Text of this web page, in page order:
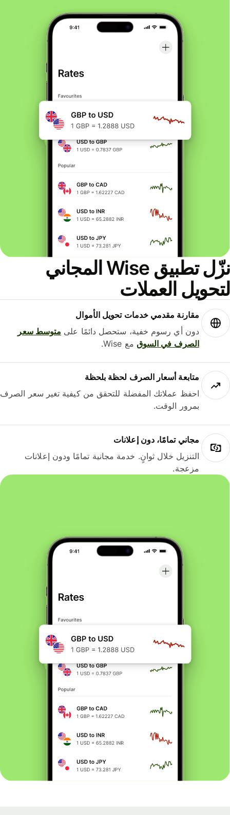
نزّل تطبيق Wise المجاني
العملات
مقارنة مقدمي خدمات تحويل الأموال
دون أي رسوم خفية، ستحصل دائمًا علىمتوسط ​​سعر
الصرف في السوقمع Wise.
متابعة أسعار الصرف لحظة بلحظة
احفظ عملاتك المفضلة للتحقق من كيفية تغير سعر الصرف
بمرور الوقت.
مجاني تمامًا، دون إعلانات
التنزيل خلال ثوانٍ. خدمة مجانية تمامًا ودون إعلانات
مزعجة.